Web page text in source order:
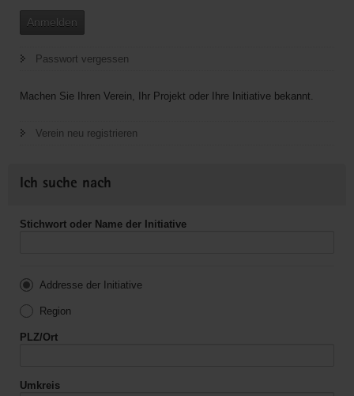
Anmelden
Passwort vergessen
Machen Sie Ihren Verein, Ihr Projekt oder Ihre Initiative bekannt.
Verein neu registrieren
Ich suche nach
Stichwort oder Name der Initiative
Addresse der Initiative
Region
PLZ/Ort
Umkreis